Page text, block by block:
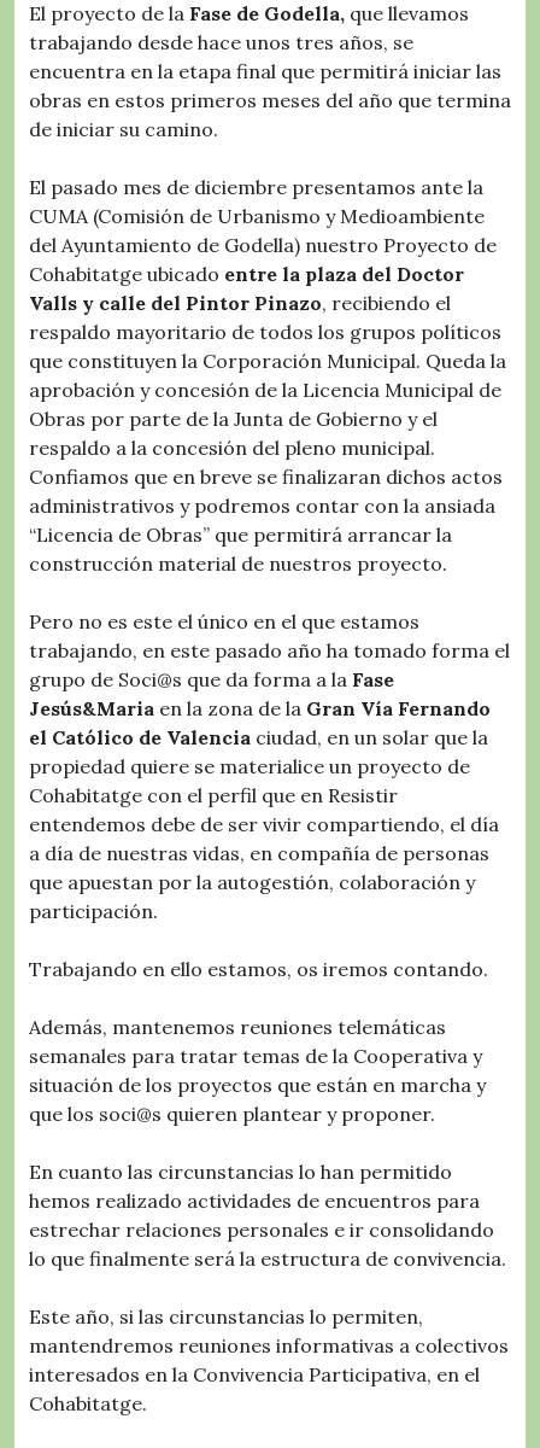
El proyecto de la Fase de Godella, que llevamos
trabajando desde hace unos tres años, se
encuentra en la etapa final que permitirá iniciar las
obras en estos primeros meses del año que termina
de iniciar su camino.
El pasado mes de diciembre presentamos ante la
CUMA (Comisión de Urbanismo y Medioambiente
del Ayuntamiento de Godella) nuestro Proyecto de
Cohabitatge ubicado entre la plaza del Doctor
Valls y calle del Pintor Pinazo, recibiendo el
respaldo mayoritario de todos los grupos políticos
que constituyen la Corporación Municipal. Queda la
aprobación y concesión de la Licencia Municipal de
Obras por parte de la Junta de Gobierno y el
respaldo a la concesión del pleno municipal.
Confiamos que en breve se finalizaran dichos actos
administrativos y podremos contar con la ansiada
“Licencia de Obras” que permitirá arrancar la
construcción material de nuestros proyecto.
Pero no es este el único en el que estamos
trabajando, en este pasado año ha tomado forma el
grupo de Soci@s que da forma a la Fase
Jesús&Maria en la zona de la Gran Vía Fernando
el Católico de Valencia ciudad, en un solar que la
propiedad quiere se materialice un proyecto de
Cohabitatge con el perfil que en Resistir
entendemos debe de ser vivir compartiendo, el día
a día de nuestras vidas, en compañía de personas
que apuestan por la autogestión, colaboración y
participación.
Trabajando en ello estamos, os iremos contando.
Además, mantenemos reuniones telemáticas
semanales para tratar temas de la Cooperativa y
situación de los proyectos que están en marcha y
que los soci@s quieren plantear y proponer.
En cuanto las circunstancias lo han permitido
hemos realizado actividades de encuentros para
estrechar relaciones personales e ir consolidando
lo que finalmente será la estructura de convivencia.
Este año, si las circunstancias lo permiten,
mantendremos reuniones informativas a colectivos
interesados en la Convivencia Participativa, en el
Cohabitatge.